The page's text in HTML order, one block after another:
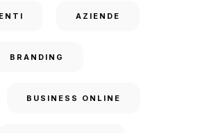
AZIENDE
BRANDING
BUSINESS ONLINE